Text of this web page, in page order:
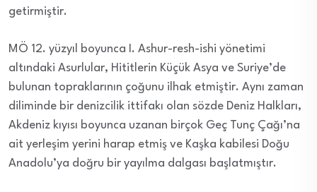
getirmiştir.
MÖ 12. yüzyıl boyunca I. Ashur-resh-ishi yönetimi
altındaki Asurlular, Hititlerin Küçük Asya ve Suriye’de
bulunan topraklarının çoğunu ilhak etmiştir. Aynı zaman
diliminde bir denizcilik ittifakı olan sözde Deniz Halkları,
Akdeniz kıyısı boyunca uzanan birçok Geç Tunç Çağı’na
ait yerleşim yerini harap etmiş ve Kaşka kabilesi Doğu
Anadolu’ya doğru bir yayılma dalgası başlatmıştır.